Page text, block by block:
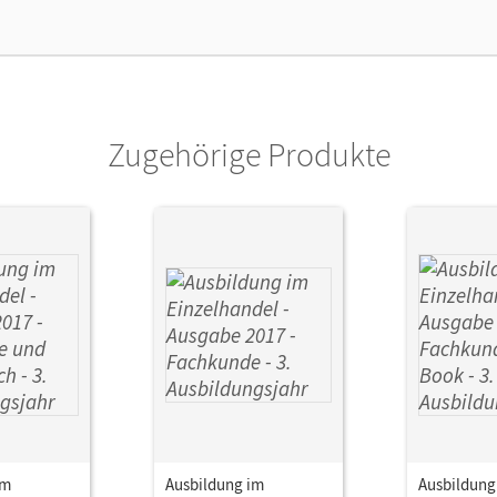
in
Simons-Kövér, Claudia; Piek, Michael;
Zugehörige Produkte
Ausbildung im